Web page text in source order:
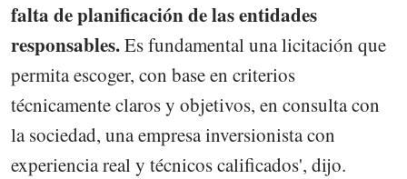
falta de planificación de las entidades
responsables.Es fundamental una licitación que
permita escoger, con base en criterios
técnicamente claros y objetivos, en consulta con
la sociedad, una empresa inversionista con
experiencia real y técnicos calificados', dijo.